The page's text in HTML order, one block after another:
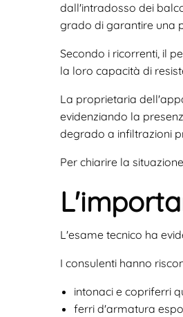
dall'intradosso dei
grado di garantire una
Secondo i ricorrenti, il
la loro capacità di
La proprietaria
evidenziando la
degrado a infiltrazioni
Per chiarire la
L'esame tecnico ha
I consulenti hanno
intonaci e copriferri
ferri d'armatura